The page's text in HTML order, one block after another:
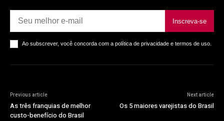
Inscreva-se
Ao subscrever, você concorda com a política de privacidade e termos de uso.
Previous article
As três franquias de melhor
custo-benefício do Brasil
Next article
Os 5 maiores varejistas do Brasil